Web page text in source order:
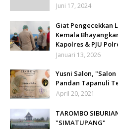
Juni 17, 2024
Giat Pengecekkan
Kemala
Kapolres & PJU
Januari 13, 2026
Yusni Salon,
Pandan Tapanuli
April 20, 2021
TAROMBO
"SIMATUPANG"